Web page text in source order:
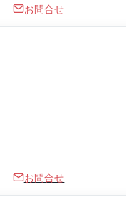
お問合せ
お問合せ